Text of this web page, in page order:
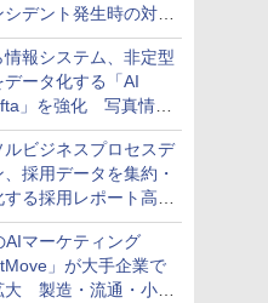
デント発生時の対応
管理広報を一体的に訓
プログラムを提供
情報システム、非定型
データ化する「AI
」を強化 写真情報
タ化などに対応
ルビジネスプロセスデ
採用データを集約・
る採用レポート高速
ビスを提供
AIマーケティング
」が大手企業で
大 製造・流通・小売